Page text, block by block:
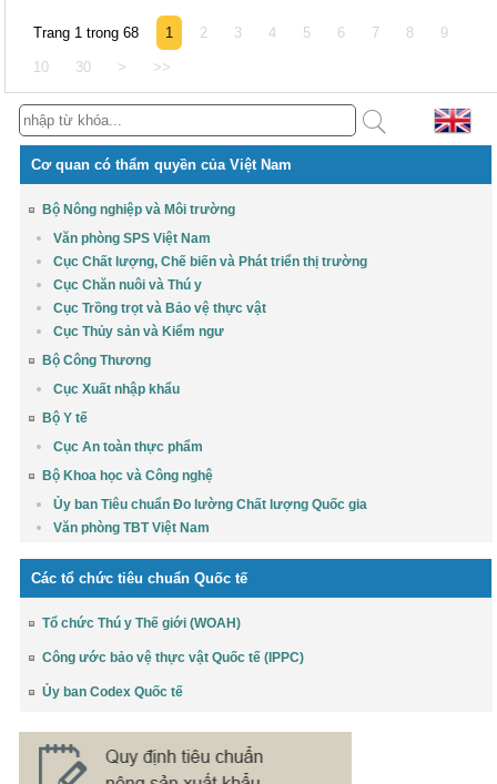
Trang 1 trong 68 1 2 3 4 5 6 7 8 9
10 30 > >>
Cơ quan có thẩm quyền của Việt Nam
Bộ Nông nghiệp và Môi trường
Văn phòng SPS Việt Nam
Cục Chất lượng, Chế biến và Phát triển thị trường
Cục Chăn nuôi và Thú y
Cục Trồng trọt và Bảo vệ thực vật
Cục Thủy sản và Kiểm ngư
Bộ Công Thương
Cục Xuất nhập khẩu
Bộ Y tế
Cục An toàn thực phẩm
Bộ Khoa học và Công nghệ
Ủy ban Tiêu chuẩn Đo lường Chất lượng Quốc gia
Văn phòng TBT Việt Nam
Các tổ chức tiêu chuẩn Quốc tế
Tổ chức Thú y Thế giới (WOAH)
Công ước bảo vệ thực vật Quốc tế (IPPC)
Ủy ban Codex Quốc tế